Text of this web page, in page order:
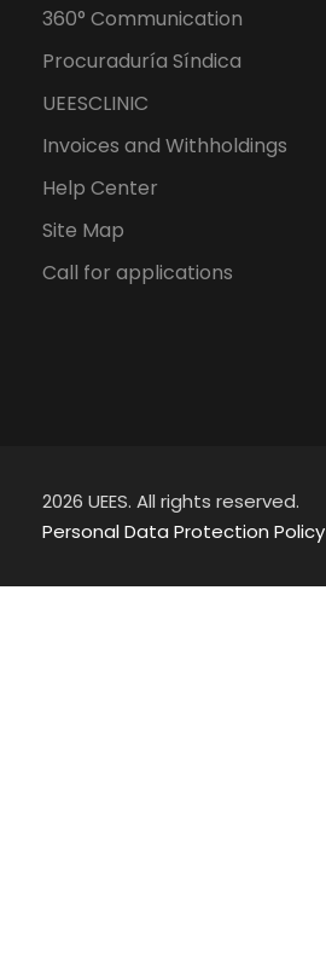
360° Communication
Procuraduría Síndica
UEESCLINIC
Invoices and Withholdings
Help Center
Site Map
Call for applications
2026 UEES. All rights reserved.
Personal Data Protection Policy